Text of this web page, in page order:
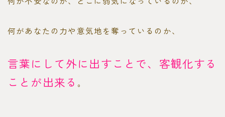
何があなたの力や意気地を奪っているのか、
言葉にして外に出すことで、客観化する
ことが出来る 。